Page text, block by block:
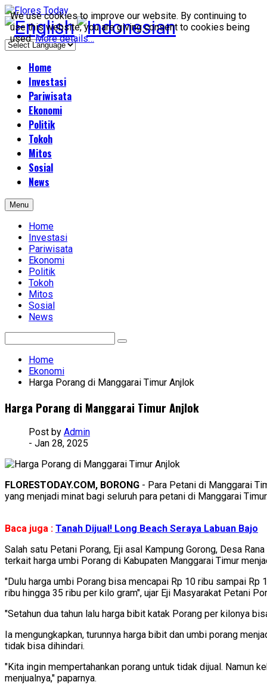
Home
Investasi
Pariwisata
Ekonomi
Politik
Tokoh
Mitos
Sosial
News
Menu
Home
Investasi
Pariwisata
Ekonomi
Politik
Tokoh
Mitos
Sosial
News
Home
Ekonomi
Harga Porang di Manggarai Timur Anjlok
Harga Porang di Manggarai Timur Anjlok
Post by Admin
- Jan 28, 2025
FLORESTODAY.COM, BORONG - Para Petani di Manggarai
yang menjadi minat bagi seluruh para petani di Manggarai
Baca juga : Tanah Dijual! Long Beach Seraya Labuan Bajo
Salah satu Petani Porang, Eji asal Kampung Gorong, Desa
terkait harga umbi Porang di Kabupaten Manggarai Timur
"Dulu harga umbi Porang bisa mencapai Rp 10 ribu sampai
ribu hingga 35 ribu per kilo gram", ujar Eji Masyarakat Petani
"Setahun dua tahun lalu harga bibit katak Porang per kilonya
Ia mengungkapkan, turunnya harga bibit dan umbi porang
tidak bisa dihindari.
"Kita ingin mempertahankan porang untuk tidak dijual. Namun
menjualnya," paparnya.
We use cookies to improve our website. By continuing to
use this website, you are giving consent to cookies being
used.More details…